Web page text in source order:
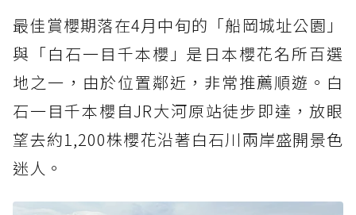
最佳賞櫻期落在4月中旬的「船岡城址公園」
與「白石一目千本櫻」是日本櫻花名所百選
地之一，由於位置鄰近，非常推薦順遊。白
石一目千本櫻自JR大河原站徒步即達，放眼
望去約1,200株櫻花沿著白石川兩岸盛開景色
迷人。